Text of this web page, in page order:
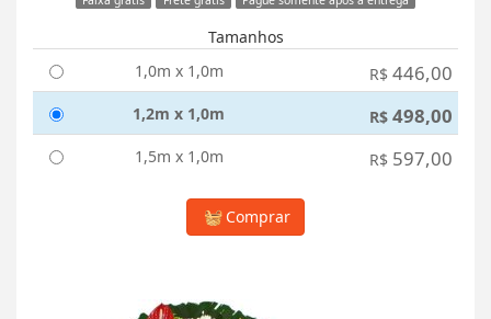
Tamanhos
1,0m x 1,0m
R$ 446,00
1,2m x 1,0m R$ 498,00
1,5m x 1,0m R$ 597,00
Comprar